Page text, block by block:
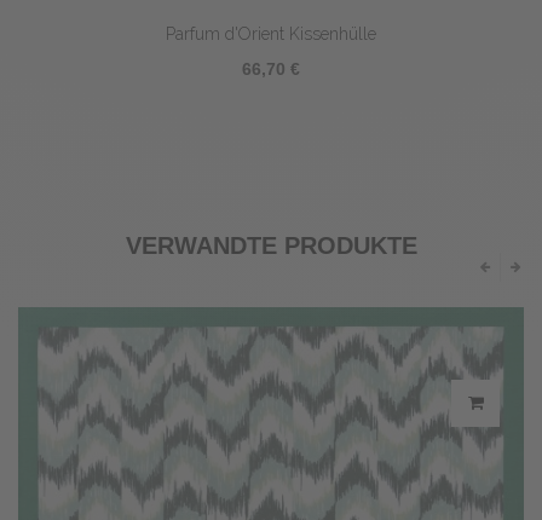
Parfum d'Orient Kissenhülle
66,70 €
VERWANDTE PRODUKTE